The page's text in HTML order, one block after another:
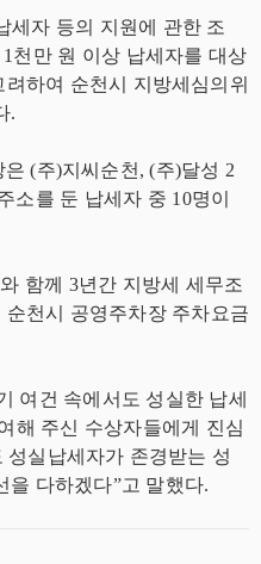
세자 등의 지원에 관한 조
천만 원 이상 납세자를 대상
하여 순천시 지방세심의위
.
(주)지씨순천, (주)달성 2
소를 둔 납세자 중 10명이
함께 3년간 지방세 세무조
천시 공영주차장 주차요금
여건 속에서도 성실한 납세
해 주신 수상자들에게 진심
성실납세자가 존경받는 성
을 다하겠다”고 말했다.